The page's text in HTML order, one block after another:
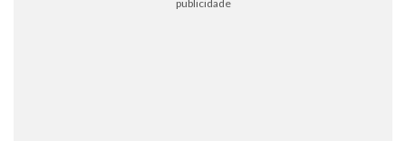
publicidade